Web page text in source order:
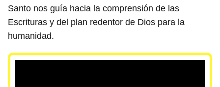
Santo nos guía hacia la comprensión de las
Escrituras y del plan redentor de Dios para la
humanidad.